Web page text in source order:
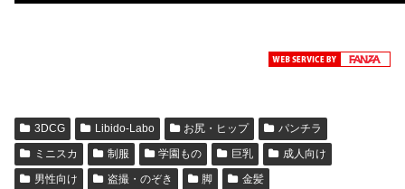
3DCG Libido-Labo お尻・ヒップ
パンチラ
ミニスカ
制服 学園もの 巨乳
成人向け
男性向け
盗撮・のぞき 脚 金髪